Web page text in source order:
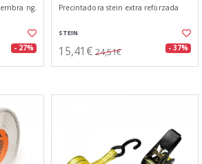
ng.
- 27%
Precintadora stein extra reforzada
STEIN
15,41€ 24,51€ - 37%